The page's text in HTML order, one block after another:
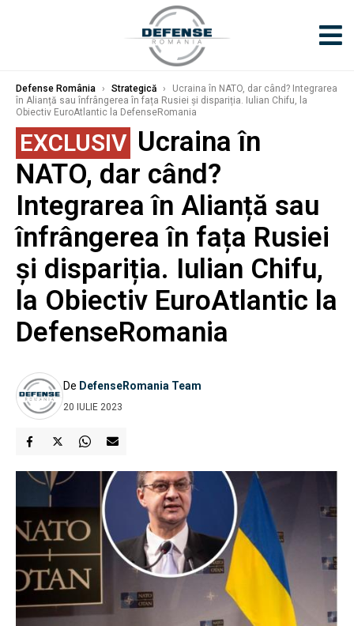
Defense România › Strategică ›
Ucraina în NATO, dar când? Integrarea
în Alianță sau înfrângerea în fața Rusiei și dispariția. Iulian Chifu, la
Obiectiv EuroAtlantic la DefenseRomania
EXCLUSIV Ucraina în
NATO, dar când?
Integrarea în Alianță sau
înfrângerea în fața Rusiei
și dispariția. Iulian Chifu,
la Obiectiv EuroAtlantic la
DefenseRomania
De DefenseRomania Team
20 IULIE 2023